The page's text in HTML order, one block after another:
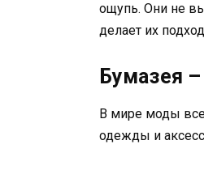
ощупь. Они не
делает их
Бумазея
В мире моды
одежды и